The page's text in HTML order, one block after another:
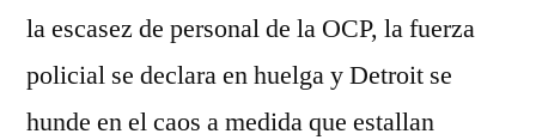
la escasez de personal de la OCP, la fuerza
policial se declara en huelga y Detroit se
hunde en el caos a medida que estallan